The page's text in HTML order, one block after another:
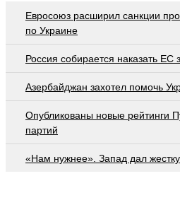
Евросоюз расширил санкции
по Украине
Россия собирается наказать EC
Азербайджан захотел помочь
Опубликованы новые рейтинги
партий
«Нам нужнее». Запад дал